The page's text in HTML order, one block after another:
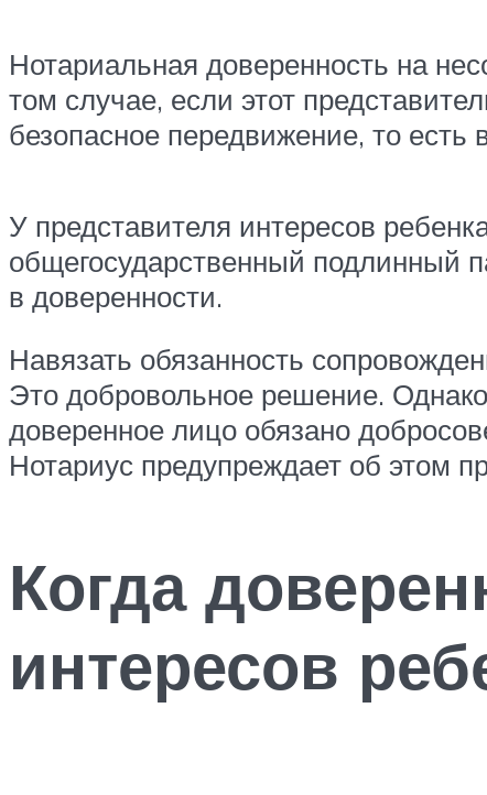
Нотариальная доверенность на
том случае, если этот
безопасное передвижение, то
У представителя интересов
общегосударственный подлинный
в доверенности.
Навязать обязанность
Это добровольное решение.
доверенное лицо обязано
Нотариус предупреждает об этом
Когда
интересов